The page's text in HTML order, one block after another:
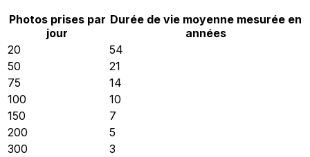
Photos prises par
jour
Durée de vie moyenne mesurée en
années
20
54
50
21
75
14
100
10
150
7
200
5
300
3